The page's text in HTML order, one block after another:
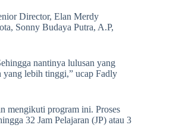
Director, Elan Merdy
Sonny Budaya Putra, A.P,
nantinya lulusan yang
lebih tinggi,” ucap Fadly
mengikuti program ini. Proses
32 Jam Pelajaran (JP) atau 3